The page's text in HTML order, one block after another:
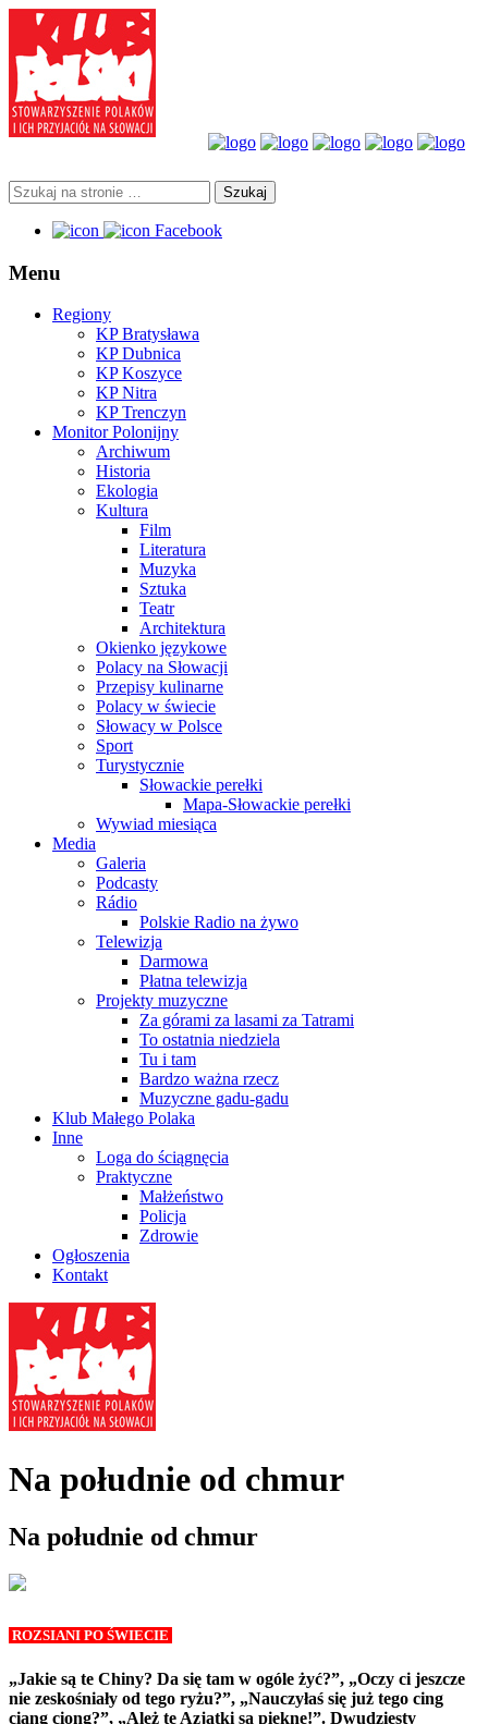
Facebook
Menu
Regiony
KP Bratysława
KP Dubnica
KP Koszyce
KP Nitra
KP Trenczyn
Monitor Polonijny
Archiwum
Historia
Ekologia
Kultura
Film
Literatura
Muzyka
Sztuka
Teatr
Architektura
Okienko językowe
Polacy na Słowacji
Przepisy kulinarne
Polacy w świecie
Słowacy w Polsce
Sport
Turystycznie
Słowackie perełki
Mapa-Słowackie perełki
Wywiad miesiąca
Media
Galeria
Podcasty
Rádio
Polskie Radio na żywo
Telewizja
Darmowa
Płatna telewizja
Projekty muzyczne
Za górami za lasami za Tatrami
To ostatnia niedziela
Tu i tam
Bardzo ważna rzecz
Muzyczne gadu-gadu
Klub Małego Polaka
Inne
Loga do ściągnęcia
Praktyczne
Małżeństwo
Policja
Zdrowie
Ogłoszenia
Kontakt
Na południe od chmur
Na południe od chmur
ROZSIANI PO ŚWIECIE
„Jakie są te Chiny? Da się tam w ogóle żyć?”, „Oczy ci jeszcze
nie zeskośniały od tego ryżu?”, „Nauczyłaś się już tego cing
ciang ciong?”, „Ależ te Azjatki są piękne!”. Dwudziesty